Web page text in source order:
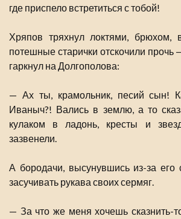
где приспело встретиться с тобой!
Хряпов тряхнул локтями, брюхом,
потешные старички отскочили прочь
гаркнул на Долгополова:
— Ах ты, крамольник, песий сын!
Иваныч?! Вались в землю, а то
кулаком в ладонь, кресты и
зазвенели.
А бородачи, высунувшись из-за его
засучивать рукава своих сермяг.
— За что же меня хочешь сказнить-